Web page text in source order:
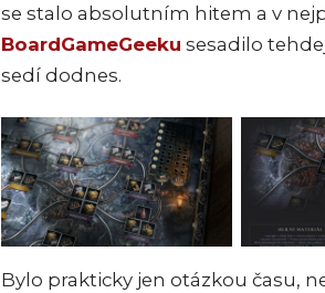
se stalo absolutním hitem a v
BoardGameGeeku sesadilo
sedí dodnes.
Bylo prakticky jen otázkou času,